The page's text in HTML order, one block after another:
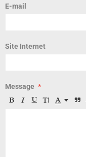
E-mail
Site Internet
Message